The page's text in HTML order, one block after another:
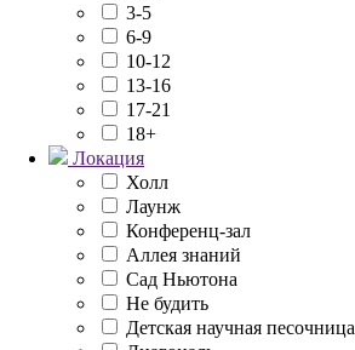
3-5
6-9
10-12
13-16
17-21
18+
Локация
Холл
Лаунж
Конференц-зал
Аллея знаний
Сад Ньютона
Не будить
Детская научная песочница